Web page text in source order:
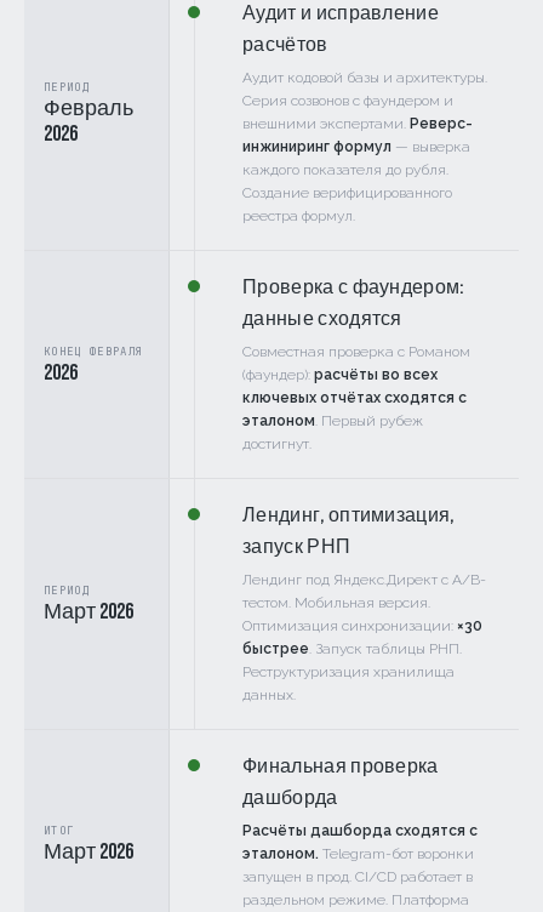
ПЕРИОД
Февраль
2026
Аудит и исправление
расчётов
Аудит кодовой базы и архитектуры.
Серия созвонов с фаундером и
внешними экспертами. Реверс-
инжиниринг формул — выверка
каждого показателя до рубля.
Создание верифицированного
реестра формул.
КОНЕЦ ФЕВРАЛЯ
2026
Проверка с фаундером:
данные сходятся
Совместная проверка с Романом
(фаундер): расчёты во всех
ключевых отчётах сходятся с
эталоном . Первый рубеж
достигнут.
ПЕРИОД
Март 2026
Лендинг, оптимизация,
запуск РНП
Лендинг под Яндекс.Директ с A/B-
тестом. Мобильная версия.
Оптимизация синхронизации: ×30
быстрее . Запуск таблицы РНП.
Реструктуризация хранилища
данных.
ИТОГ
Март 2026
Финальная проверка
дашборда
Расчёты дашборда сходятся с
эталоном. Telegram-бот воронки
запущен в прод. CI/CD работает в
раздельном режиме. Платформа